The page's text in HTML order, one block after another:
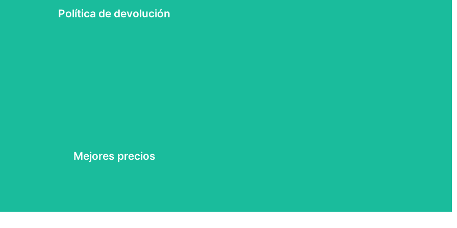
Política de devolución
Política de devolución
Mejores precios
Mejores precios